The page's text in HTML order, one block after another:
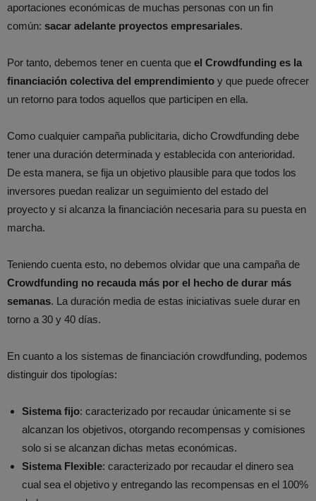
aportaciones económicas de muchas personas con un fin
común: sacar adelante proyectos empresariales.
Por tanto, debemos tener en cuenta que el Crowdfunding es la
financiación colectiva del emprendimiento y que puede ofrecer
un retorno para todos aquellos que participen en ella.
Como cualquier campaña publicitaria, dicho Crowdfunding debe
tener una duración determinada y establecida con anterioridad.
De esta manera, se fija un objetivo plausible para que todos los
inversores puedan realizar un seguimiento del estado del
proyecto y si alcanza la financiación necesaria para su puesta en
marcha.
Teniendo cuenta esto, no debemos olvidar que una campaña de
Crowdfunding no recauda más por el hecho de durar más
semanas. La duración media de estas iniciativas suele durar en
torno a 30 y 40 días.
En cuanto a los sistemas de financiación crowdfunding, podemos
distinguir dos tipologías:
Sistema fijo: caracterizado por recaudar únicamente si se
alcanzan los objetivos, otorgando recompensas y comisiones
solo si se alcanzan dichas metas económicas.
Sistema Flexible: caracterizado por recaudar el dinero sea
cual sea el objetivo y entregando las recompensas en el 100%